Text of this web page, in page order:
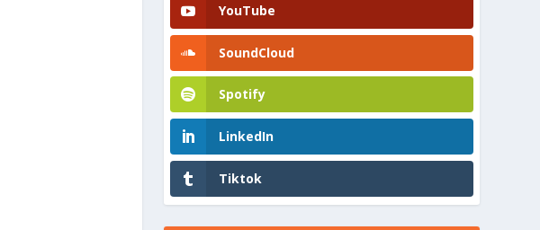
YouTube
SoundCloud
Spotify
LinkedIn
Tiktok